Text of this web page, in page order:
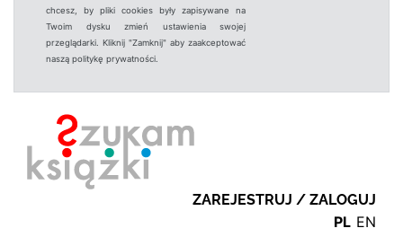
chcesz, by pliki cookies były zapisywane na
Twoim dysku zmień ustawienia swojej
przeglądarki. Kliknij "Zamknij" aby zaakceptować
naszą politykę prywatności.
ZAREJESTRUJ / ZALOGUJ
PL EN